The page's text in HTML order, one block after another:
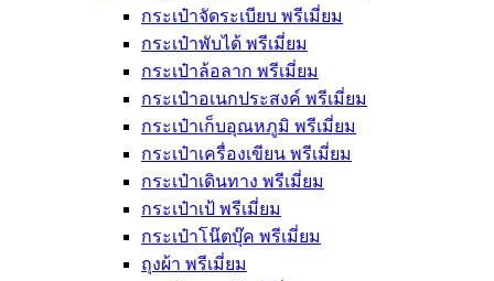
กระเป๋าจัดระเบียบ พรีเมี่ยม
กระเป๋าพับได้ พรีเมี่ยม
กระเป๋าล้อลาก พรีเมี่ยม
กระเป๋าอเนกประสงค์ พรีเมี่ยม
กระเป๋าเก็บอุณหภูมิ พรีเมี่ยม
กระเป๋าเครื่องเขียน พรีเมี่ยม
กระเป๋าเดินทาง พรีเมี่ยม
กระเป๋าเป้ พรีเมี่ยม
กระเป๋าโน๊ตบุ๊ค พรีเมี่ยม
ถุงผ้า พรีเมี่ยม